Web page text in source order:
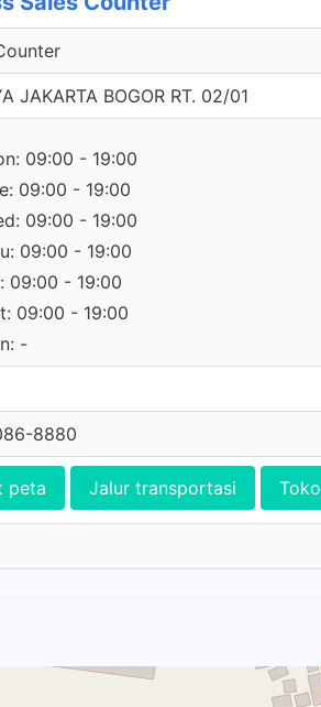
JAKARTA BOGOR RT. 02/01
09:00 - 19:00
09:00 - 19:00
09:00 - 19:00
09:00 - 19:00
09:00 - 19:00
09:00 - 19:00
-
8880
peta Jalur transportasi Toko